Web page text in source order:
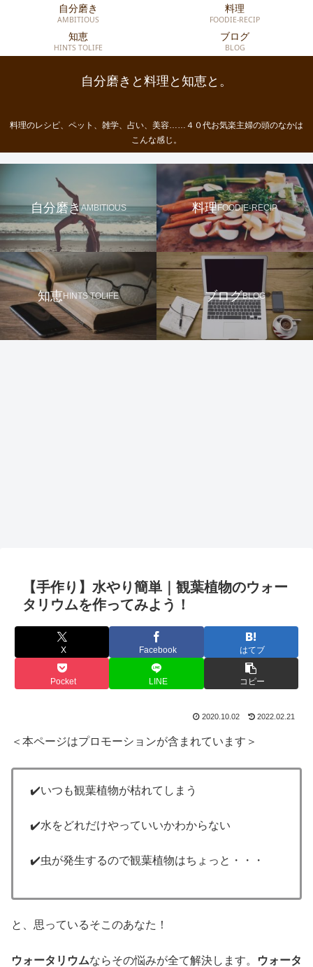
自分磨きと料理と知恵と。
料理のレシピ、ペット、雑学、占い、美容……４０代お気楽主婦の頭のなかは
こんな感じ。
自分磨き
AMBITIOUS
料理
FOODIE-RECIP
知恵
HINTS TOLIFE
ブログ
BLOG
自分磨きAMBITIOUS 料理FOODIE-RECIP
知恵HINTS TOLIFE ブログBLOG
【手作り】水やり簡単｜観葉植物のウォー
タリウムを作ってみよう！
X Facebook はてブ
Pocket LINE コピー
2020.10.02 2022.02.21
＜本ページはプロモーションが含まれています＞
✔️いつも観葉植物が枯れてしまう
✔️水をどれだけやっていいかわからない
✔️虫が発生するので観葉植物はちょっと・・・
と、思っているそこのあなた！
ウォータリウムならその悩みが全て解決します。
ウォータ